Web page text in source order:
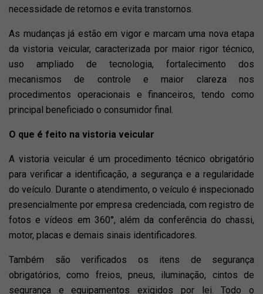
necessidade de retornos e evita transtornos.
As mudanças já estão em vigor e marcam uma nova etapa
da vistoria veicular, caracterizada por maior rigor técnico,
uso ampliado de tecnologia, fortalecimento dos
mecanismos de controle e maior clareza nos
procedimentos operacionais e financeiros, tendo como
principal beneficiado o consumidor final.
O que é feito na vistoria veicular
A vistoria veicular é um procedimento técnico obrigatório
para verificar a identificação, a segurança e a regularidade
do veículo. Durante o atendimento, o veículo é inspecionado
presencialmente por empresa credenciada, com registro de
fotos e vídeos em 360°, além da conferência do chassi,
motor, placas e demais sinais identificadores.
Também são verificados os itens de segurança
obrigatórios, como freios, pneus, iluminação, cintos de
segurança e equipamentos exigidos por lei. Todo o